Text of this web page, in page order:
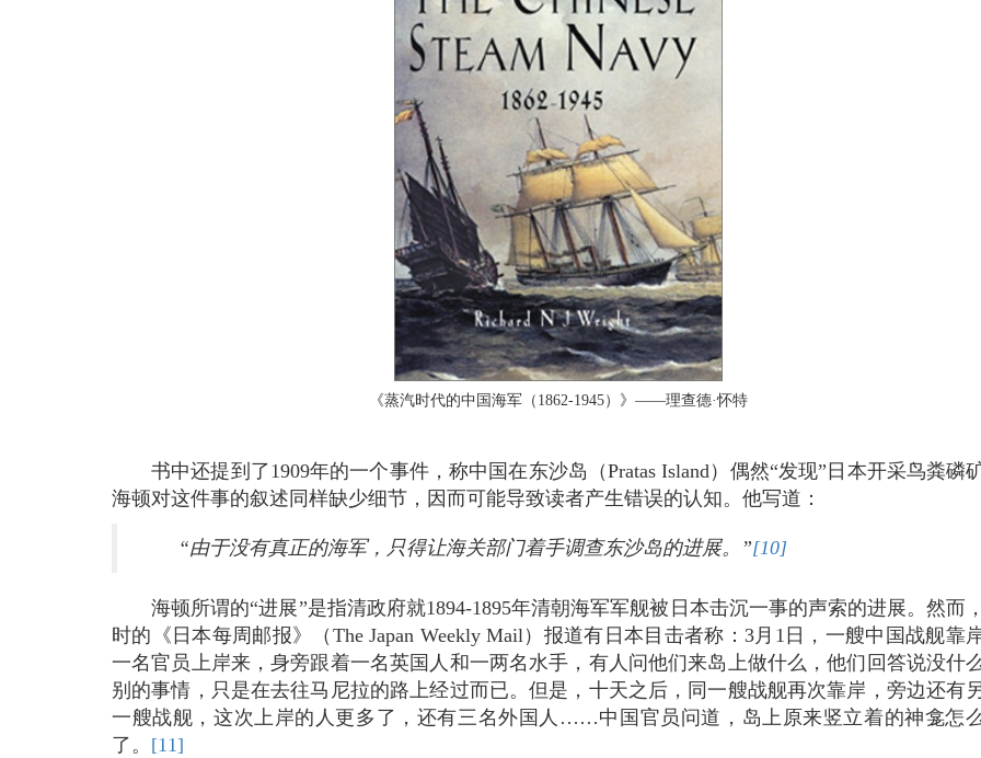
《蒸汽时代的中国海军（1862-1945）》——理查德·怀特
书中还提到了1909年的一个事件，称中国在东沙岛（Pratas Island）偶然“发现”日本开采鸟粪磷
海顿对这件事的叙述同样缺少细节，因而可能导致读者产生错误的认知。他写道：
“由于没有真正的海军，只得让海关部门着手调查东沙岛的进展。”[10]
海顿所谓的“进展”是指清政府就1894-1895年清朝海军军舰被日本击沉一事的声索的进展。然而
时的《日本每周邮报》（The Japan Weekly Mail）报道有日本目击者称：3月1日，一艘中国战舰靠
一名官员上岸来，身旁跟着一名英国人和一两名水手，有人问他们来岛上做什么，他们回答说没什
别的事情，只是在去往马尼拉的路上经过而已。但是，十天之后，同一艘战舰再次靠岸，旁边还有
一艘战舰，这次上岸的人更多了，还有三名外国人……中国官员问道，岛上原来竖立着的神龛怎
了。 [11]